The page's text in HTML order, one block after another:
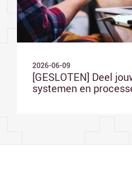
2026-06-09
[GESLOTEN] Deel
systemen en